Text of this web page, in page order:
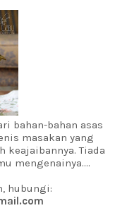
bahan-bahan asas
masakan yang
keajaibannya. Tiada
mengenainya....
hubungi: